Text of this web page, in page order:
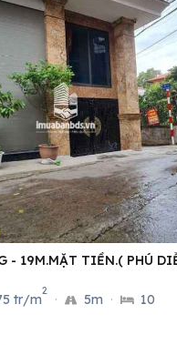
- 19M.MẶT TIỀN.( PHÚ
tr/m
2
· 5m · 10